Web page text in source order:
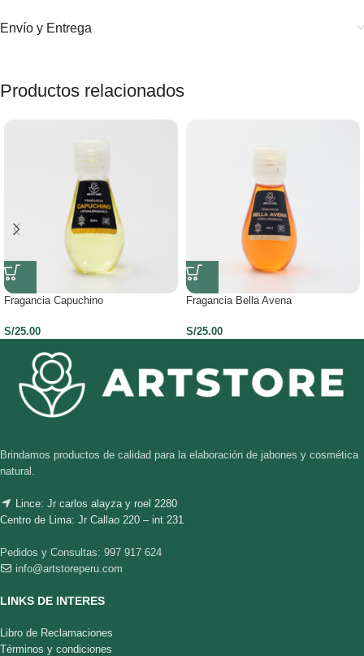
Envío y Entrega
Productos relacionados
Fragancia Capuchino
S/25.00
Fragancia Bella Avena
S/25.00
Brindamos productos de calidad para la elaboración de jabones y cosmética
natural.
Lince: Jr carlos alayza y roel 2280
Centro de Lima: Jr Callao 220 – int 231
Pedidos y Consultas: 997 917 624
info@artstoreperu.com
LINKS DE INTERES
Libro de Reclamaciones
Términos y condiciones